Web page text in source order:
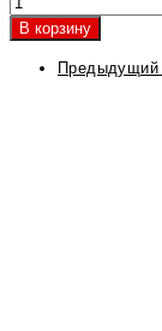
В корзину
Предыдущий